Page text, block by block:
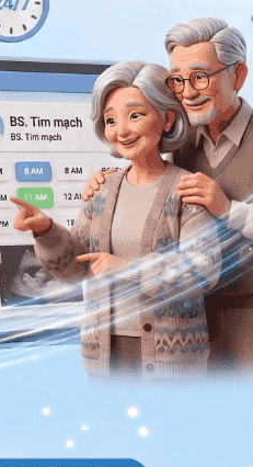
sản giật
Mang thai